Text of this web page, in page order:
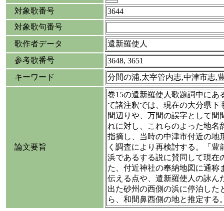
対象歌番号
3644
対象歌句番号
歌作者データ
遣新羅使人
参考歌番号
3648, 3651
キーワード
分間の浦,太宰管内志,中津市志,
論文要旨
巻15の遣新羅使人歌題詞中にあ
て諸注釈では、現在の大分県下
間辺りや、万間の誤字として間
れに対し、これらのよった地名
指摘し、当時の中津市付近の地
く調査により再検討する。「豊
浜であるする説に賛同して現在
た、付近神社の奉納地図に通称
伝える点や、遣新羅使人の詠ん
出た砂州の西側の浜に停泊した
ら、和間鼻西側の地と推定する